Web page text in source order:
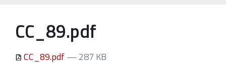
CC_89.pdf
CC_89.pdf— 287 KB